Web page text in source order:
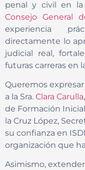
penal y civil en la
Consejo General
experiencia
directamente lo
judicial real,
futuras carreras en
Queremos
a la Sra. Clara Carulla
de Formación
la Cruz López,
su confianza en
organización que
Asimismo,